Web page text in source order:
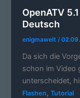
OpenATV
Deutsch
enigmawelt /
Da sich die
schon im Video
unterscheidet,
Flashen,Tutorial